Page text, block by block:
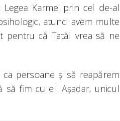
Karmei prin cel de-al
atunci avem multe
pentru că Tatăl vrea să ne
persoane și să reapărem
să fim cu el. Așadar, unicul